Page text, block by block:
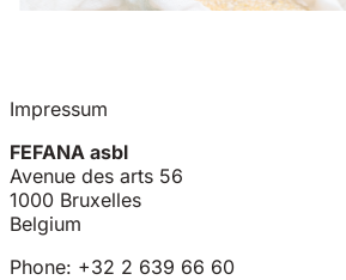
Impressum
FEFANA asbl
Avenue des arts 56
1000 Bruxelles
Belgium
Phone: +32 2 639 66 60